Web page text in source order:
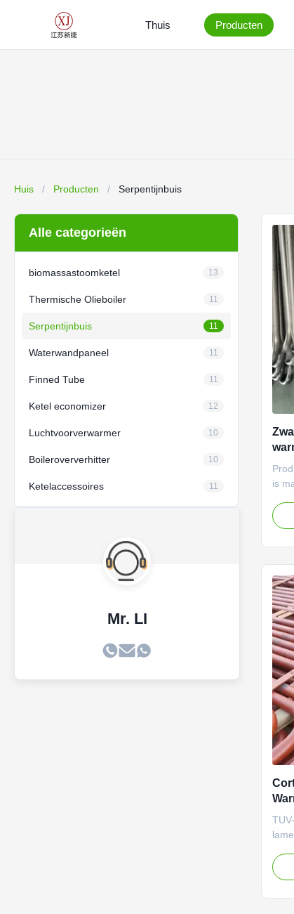
Thuis Producten
Huis / Producten / Serpentijnbuis
Alle categorieën
biomassastoomketel 13
Thermische Olieboiler 11
Serpentijnbuis 11
Waterwandpaneel 11
Finned Tube 11
Ketel economizer 12
Luchtvoorverwarmer 10
Boileroververhitter 10
Ketelaccessoires 11
Mr. LI
is
to